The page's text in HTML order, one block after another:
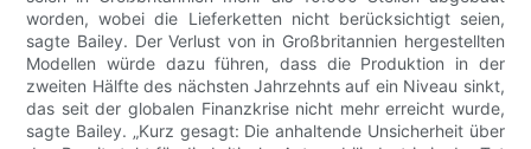
worden, wobei die Lieferketten nicht berücksichtigt seien,
sagte Bailey. Der Verlust von in Großbritannien hergestellten
Modellen würde dazu führen, dass die Produktion in der
zweiten Hälfte des nächsten Jahrzehnts auf ein Niveau sinkt,
das seit der globalen Finanzkrise nicht mehr erreicht wurde,
sagte Bailey. „Kurz gesagt: Die anhaltende Unsicherheit über